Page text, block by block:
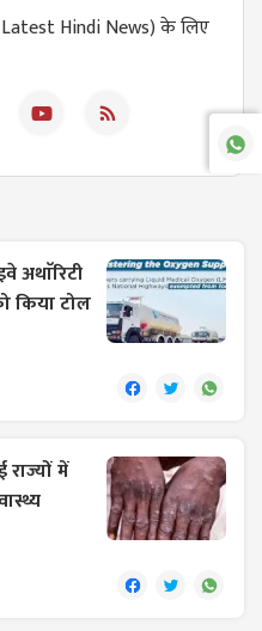
Hindi News) के लिए
अथाॅरिटी
किया टोल
राज्यों में